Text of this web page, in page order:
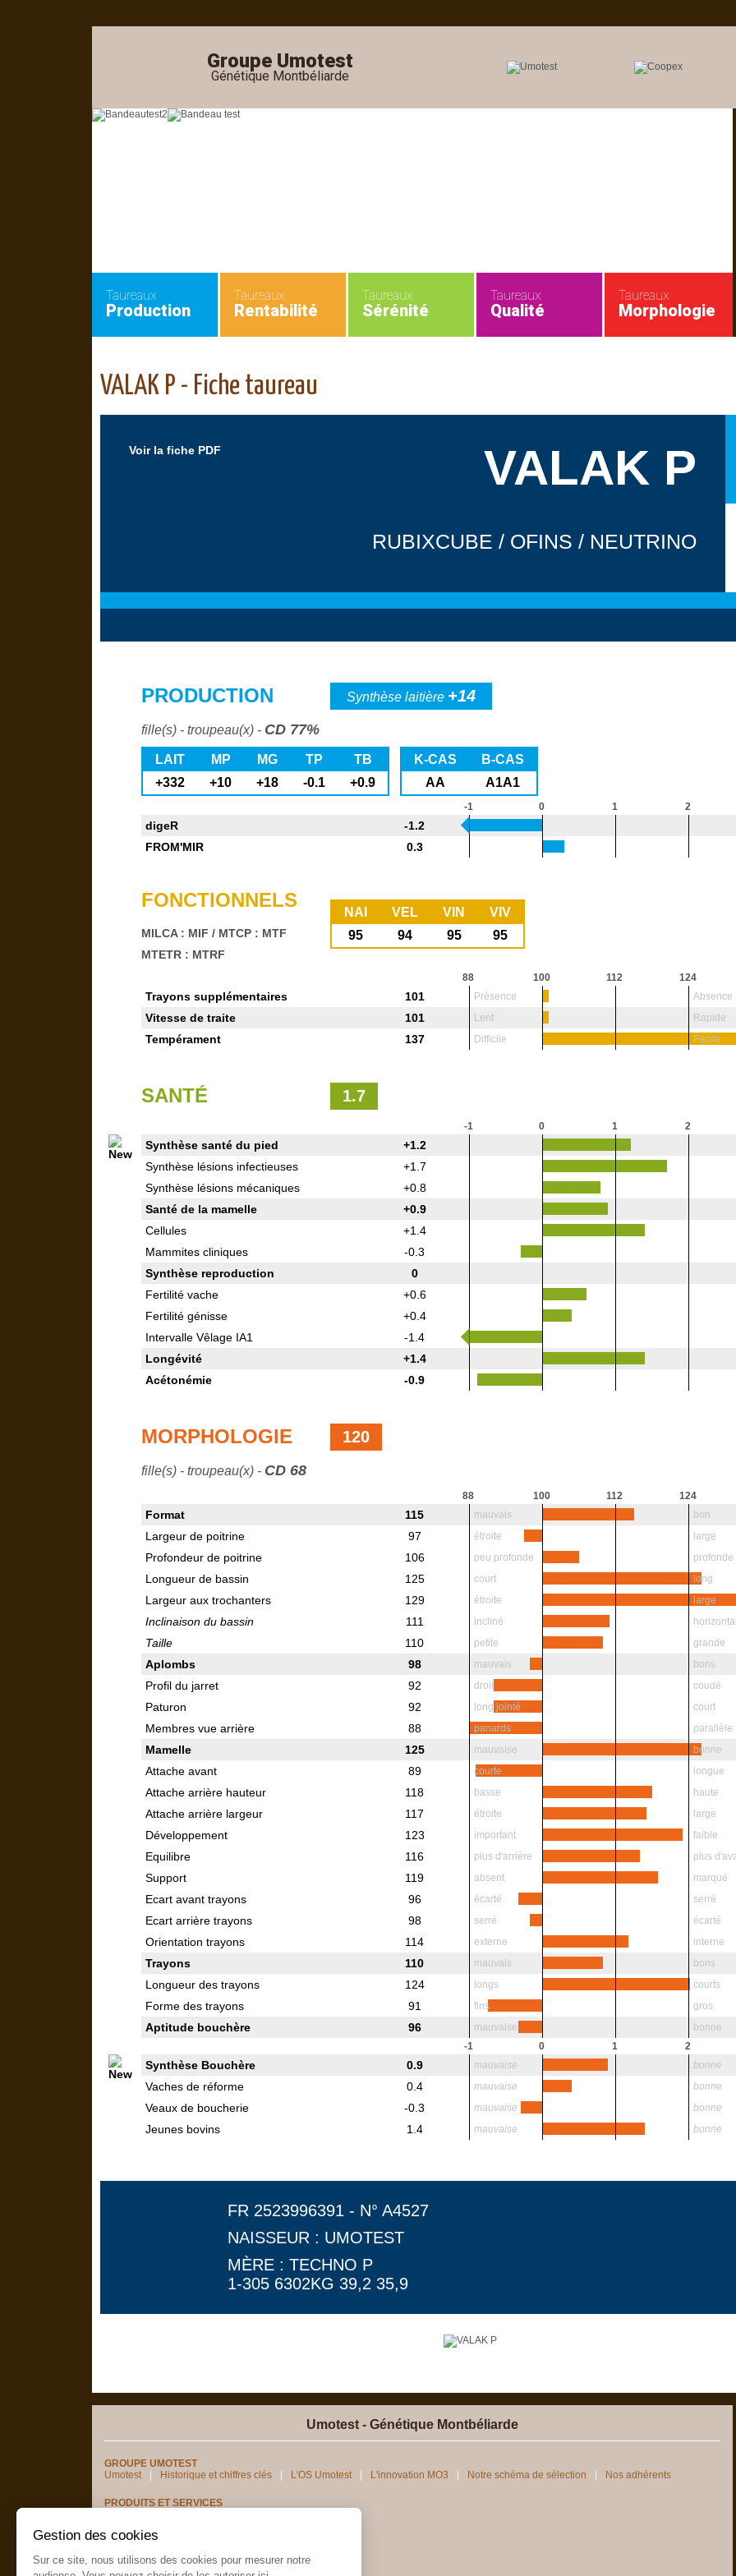
Gestion des cookies
Sur ce site, nous utilisons des cookies pour mesurer notre
Groupe Umotest
Génétique Montbéliarde
Taureaux
Production
Taureaux
Rentabilité
Taureaux
Sérénité
Taureaux
Qualité
Taureaux
Morphologie
VALAK P - Fiche taureau
Voir la fiche PDF VALAK P
RUBIXCUBE / OFINS / NEUTRINO
PRODUCTION Synthèse laitière +14
fille(s) - troupeau(x) - CD 77%
LAIT MP MG TP
TB
+332
+10 +18 -0.1 +0.9
K-CAS
B-CAS
AA
A1A1
-1 0 1 2
digeR
-1.2
FROM'MIR
0.3
FONCTIONNELS
MILCA : MIF / MTCP : MTF
MTETR : MTRF
NAI VEL VIN
VIV
95
94 95 95
88 100 112 124
Trayons supplémentaires 101 Présence Absence
Vitesse de traite 101 Lent Rapide
Tempérament 137 Difficile Facile
SANTÉ 1.7
-1 0 1 2
Synthèse santé du pied
+1.2
Synthèse lésions infectieuses
+1.7
Synthèse lésions mécaniques
+0.8
Santé de la mamelle
+0.9
Cellules
+1.4
Mammites cliniques
-0.3
Synthèse reproduction
0
Fertilité vache
+0.6
Fertilité génisse
+0.4
Intervalle Vêlage IA1
-1.4
Longévité
+1.4
Acétonémie
-0.9
MORPHOLOGIE 120
fille(s) - troupeau(x) - CD 68
88 100 112 124
Format 115 mauvais bon
Largeur de poitrine 97 étroite large
Profondeur de poitrine 106 peu profonde profonde
Longueur de bassin 125 court long
Largeur aux trochanters 129 étroite large
Inclinaison du bassin 111 incliné
Taille 110 petite grande
Aplombs 98 mauvais bons
Profil du jarret 92 droit coudé
Paturon 92 long jointé court
Membres vue arrière 88 panards parallèle
Mamelle 125 mauvaise bonne
Attache avant 89 courte longue
Attache arrière hauteur 118 basse haute
Attache arrière largeur 117 étroite large
Développement 123 important faible
Equilibre 116 plus d'arrière plus
Support 119 absent marqué
Ecart avant trayons 96 écarté serré
Ecart arrière trayons 98 serré écarté
Orientation trayons 114 externe interne
Trayons 110 mauvais bons
Longueur des trayons 124 longs courts
Forme des trayons 91 fins gros
Aptitude bouchère 96 mauvaise
bonne
-1
0 1 2
Synthèse Bouchère 0.9 mauvaise bonne
Vaches de réforme 0.4 mauvaise bonne
Veaux de boucherie -0.3 mauvaise bonne
Jeunes bovins 1.4 mauvaise bonne
FR 2523996391 - N° A4527
NAISSEUR : UMOTEST
MÈRE : TECHNO P
1-305 6302KG 39,2 35,9
Umotest - Génétique Montbéliarde
GROUPE UMOTEST
Umotest
Historique et chiffres clés L'OS Umotest L'innovation MO3 Notre schéma de sélection Nos adhérents
PRODUITS ET SERVICES
PRODUCTION
Assurer une fécondance maximale